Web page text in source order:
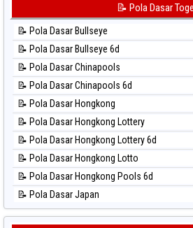
⚽ Bola Hitam Taiwan
📊 Statistik Kuda Lari
📊 Statistik Magnum Cambodia
📊 Statistik Nagoya
📊 Statistik New York Midday
📊 Statistik North Carolina Day
📊 Statistik Pcso
📊 Statistik Pennsylvania Day
📊 Statistik Sao Paulo
📊 Statistik Singapore
📊 Statistik Sydney
📊 Statistik Sydney Lottery
📝 Pola Dasar
📝 Pola Dasar Bullseye
📝 Pola Dasar Bullseye 6d
📝 Pola Dasar Chinapools
📝 Pola Dasar Chinapools 6d
📝 Pola Dasar Hongkong
📝 Pola Dasar Hongkong Lottery
📝 Pola Dasar Hongkong Lottery 6d
📝 Pola Dasar Hongkong Lotto
📝 Pola Dasar Hongkong Pools 6d
📝 Pola Dasar Japan
📝 Pola Dasar Japan 6d